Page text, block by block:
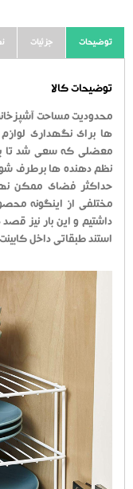
توضیحات جزئیات
توضیحات کالا
محدودیت مساحت
ها برای نگهداری
معضلی که سعی شد تا با
نظم دهنده ها برطرف شود
حداکثر فضای ممکن
مختلفی از اینگونه
داشتیم و این بار نیز قصد
استند طبقاتی داخل